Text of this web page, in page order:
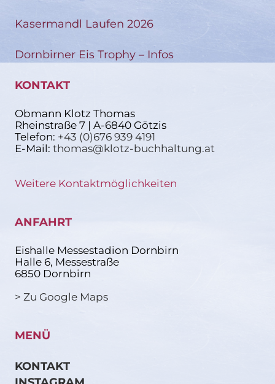
Kasermandl Laufen 2026
Dornbirner Eis Trophy – Infos
KONTAKT
Obmann Klotz Thomas
Rheinstraße 7 | A-6840 Götzis
Telefon: +43 (0)676 939 4191
E-Mail: thomas@klotz-buchhaltung.at
Weitere Kontaktmöglichkeiten
ANFAHRT
Eishalle Messestadion Dornbirn
Halle 6, Messestraße
6850 Dornbirn
> Zu Google Maps
MENÜ
KONTAKT